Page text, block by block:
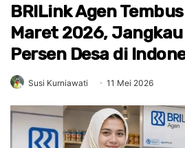
BRILink Agen
Maret 2026,
Persen Desa di
Susi Kurniawati 11 Mei 2026